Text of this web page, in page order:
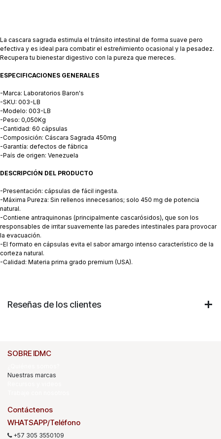
La cascara sagrada estimula el tránsito intestinal de forma suave pero
efectiva y es ideal para combatir el estreñimiento ocasional y la pesadez.
Recupera tu bienestar digestivo con la pureza que mereces.
ESPECIFICACIONES GENERALES
-Marca: Laboratorios Baron's
-SKU: 003-LB
-Modelo: 003-LB
-Peso: 0,050Kg
-Cantidad: 60 cápsulas
-Composición: Cáscara Sagrada 450mg
-Garantía: defectos de fábrica
-País de origen: Venezuela
DESCRIPCIÓN DEL PRODUCTO
-Presentación: cápsulas de fácil ingesta.
-Máxima Pureza: Sin rellenos innecesarios; solo 450 mg de potencia
natural.
-Contiene antraquinonas (principalmente cascarósidos), que son los
responsables de irritar suavemente las paredes intestinales para provocar
la evacuación.
-El formato en cápsulas evita el sabor amargo intenso característico de la
corteza natural.
-Calidad: Materia prima grado premium (USA).
Reseñas de los clientes
SOBRE IDMC
Nuestras marcas
Contáctenos
WHATSAPP/Teléfono
+57 305 3550109